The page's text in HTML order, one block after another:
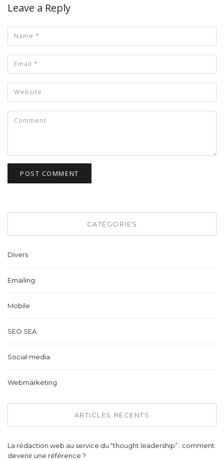
Leave a Reply
CATÉGORIES
Divers
Emailing
Mobile
SEO SEA
Social media
Webmarketing
ARTICLES RÉCENTS
La rédaction web au service du “thought leadership” : comment
devenir une référence ?